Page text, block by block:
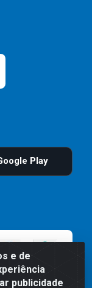
e de
publicidade